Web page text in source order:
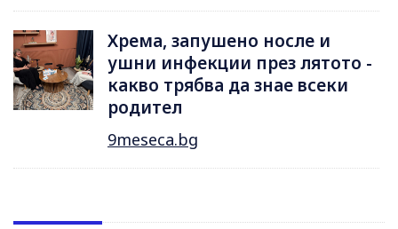
Хрема, запушено носле и
ушни инфекции през лятотo -
какво трябва да знае всеки
родител
9meseca.bg